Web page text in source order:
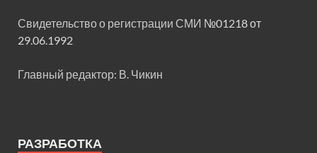
Свидетельство о регистрации СМИ №01218 от
29.06.1992
Главный редактор: В. Чикин
РАЗРАБОТКА